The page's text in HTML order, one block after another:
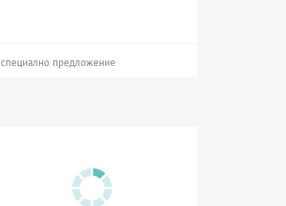
специално предложение